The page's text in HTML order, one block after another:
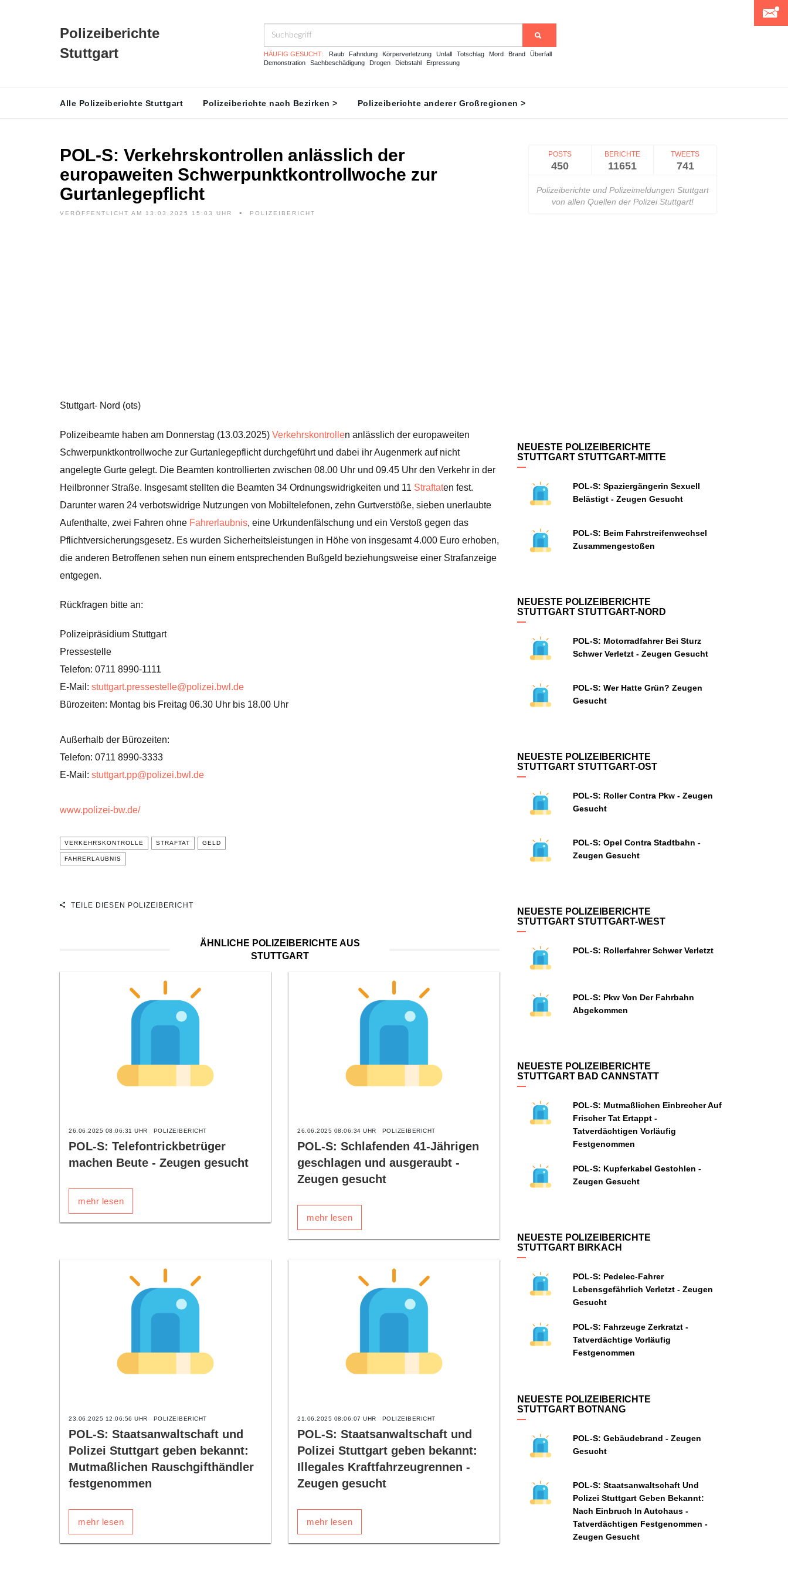
Polizeiberichte
Stuttgart
HÄUFIG GESUCHT: Raub Fahndung Körperverletzung Unfall Totschlag Mord Brand
Überfall
Demonstration
Sachbeschädigung Drogen Diebstahl Erpressung
Alle Polizeiberichte Stuttgart Polizeiberichte nach Bezirken > Polizeiberichte anderer Großregionen >
POL-S: Verkehrskontrollen anlässlich der
europaweiten Schwerpunktkontrollwoche zur
Gurtanlegepflicht
VERÖFFENTLICHT AM 13.03.2025 15:03 UHR POLIZEIBERICHT
Stuttgart- Nord (ots)
Polizeibeamte haben am Donnerstag (13.03.2025) Verkehrskontrollen anlässlich der europaweiten
Schwerpunktkontrollwoche zur Gurtanlegepflicht durchgeführt und dabei ihr Augenmerk auf nicht
angelegte Gurte gelegt. Die Beamten kontrollierten zwischen 08.00 Uhr und 09.45 Uhr den Verkehr in der
Heilbronner Straße. Insgesamt stellten die Beamten 34 Ordnungswidrigkeiten und 11 Straftaten fest.
Darunter waren 24 verbotswidrige Nutzungen von Mobiltelefonen, zehn Gurtverstöße, sieben unerlaubte
Aufenthalte, zwei Fahren ohne Fahrerlaubnis, eine Urkundenfälschung und ein Verstoß gegen das
Pflichtversicherungsgesetz. Es wurden Sicherheitsleistungen in Höhe von insgesamt 4.000 Euro erhoben,
die anderen Betroffenen sehen nun einem entsprechenden Bußgeld beziehungsweise einer Strafanzeige
entgegen.
Rückfragen bitte an:
Polizeipräsidium Stuttgart
Pressestelle
Telefon: 0711 8990-1111
E-Mail: stuttgart.pressestelle@polizei.bwl.de
Bürozeiten: Montag bis Freitag 06.30 Uhr bis 18.00 Uhr
Außerhalb der Bürozeiten:
Telefon: 0711 8990-3333
E-Mail: stuttgart.pp@polizei.bwl.de
www.polizei-bw.de/
VERKEHRSKONTROLLE STRAFTAT GELD
FAHRERLAUBNIS
TEILE DIESEN POLIZEIBERICHT
ÄHNLICHE POLIZEIBERICHTE AUS
STUTTGART
26.06.2025 08:06:31 UHR POLIZEIBERICHT
POL-S: Telefontrickbetrüger
machen Beute - Zeugen gesucht
mehr lesen
26.06.2025 08:06:34 UHR POLIZEIBERICHT
POL-S: Schlafenden 41-Jährigen
geschlagen und ausgeraubt -
Zeugen gesucht
mehr lesen
23.06.2025 12:06:56 UHR POLIZEIBERICHT
POL-S: Staatsanwaltschaft und
Polizei Stuttgart geben bekannt:
Mutmaßlichen Rauschgifthändler
festgenommen
mehr lesen
21.06.2025 08:06:07 UHR POLIZEIBERICHT
POL-S: Staatsanwaltschaft und
Polizei Stuttgart geben bekannt:
Illegales Kraftfahrzeugrennen -
Zeugen gesucht
mehr lesen
POSTS
450
BERICHTE
11651
TWEETS
741
Polizeiberichte und Polizeimeldungen Stuttgart
von allen Quellen der Polizei Stuttgart!
NEUESTE POLIZEIBERICHTE
STUTTGART STUTTGART-MITTE
POL-S: Spaziergängerin Sexuell
Belästigt - Zeugen Gesucht
POL-S: Beim Fahrstreifenwechsel
Zusammengestoßen
NEUESTE POLIZEIBERICHTE
STUTTGART STUTTGART-NORD
POL-S: Motorradfahrer Bei Sturz
Schwer Verletzt - Zeugen Gesucht
POL-S: Wer Hatte Grün? Zeugen
Gesucht
NEUESTE POLIZEIBERICHTE
STUTTGART STUTTGART-OST
POL-S: Roller Contra Pkw - Zeugen
Gesucht
POL-S: Opel Contra Stadtbahn -
Zeugen Gesucht
NEUESTE POLIZEIBERICHTE
STUTTGART STUTTGART-WEST
POL-S: Rollerfahrer Schwer Verletzt
POL-S: Pkw Von Der Fahrbahn
Abgekommen
NEUESTE POLIZEIBERICHTE
STUTTGART BAD CANNSTATT
POL-S: Mutmaßlichen Einbrecher Auf
Frischer Tat Ertappt -
Tatverdächtigen Vorläufig
Festgenommen
POL-S: Kupferkabel Gestohlen -
Zeugen Gesucht
NEUESTE POLIZEIBERICHTE
STUTTGART BIRKACH
POL-S: Pedelec-Fahrer
Lebensgefährlich Verletzt - Zeugen
Gesucht
POL-S: Fahrzeuge Zerkratzt -
Tatverdächtige Vorläufig
Festgenommen
NEUESTE POLIZEIBERICHTE
STUTTGART BOTNANG
POL-S: Gebäudebrand - Zeugen
Gesucht
POL-S: Staatsanwaltschaft Und
Polizei Stuttgart Geben Bekannt:
Nach Einbruch In Autohaus -
Tatverdächtigen Festgenommen -
Zeugen Gesucht